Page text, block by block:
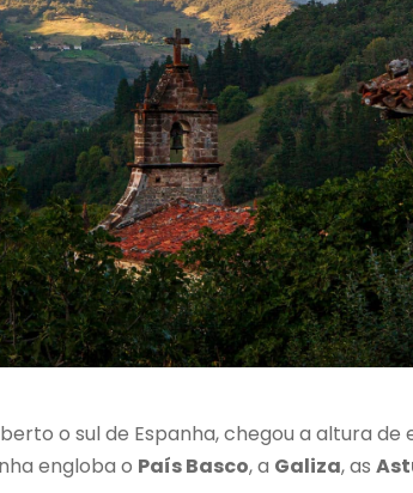
o sul de Espanha, chegou a altura de
engloba o País Basco, a Galiza, as